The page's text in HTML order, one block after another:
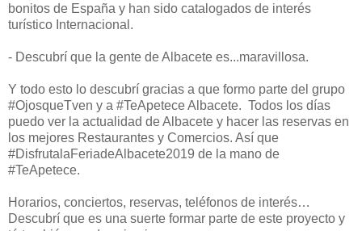
bonitos de España y han sido catalogados de interés
turístico Internacional.
- Descubrí que la gente de Albacete es...maravillosa.
Y todo esto lo descubrí gracias a que formo parte del grupo
#OjosqueTven y a #TeApetece Albacete. Todos los días
puedo ver la actualidad de Albacete y hacer las reservas en
los mejores Restaurantes y Comercios. Así que
#DisfrutalaFeriadeAlbacete2019 de la mano de
#TeApetece.
Horarios, conciertos, reservas, teléfonos de interés…
Descubrí que es una suerte formar parte de este proyecto y